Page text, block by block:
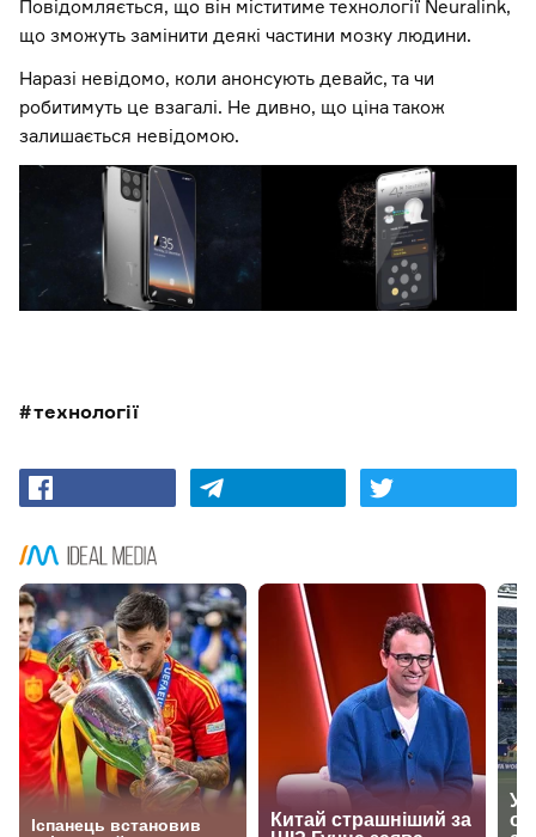
Повідомляється, що він міститиме технології Neuralink,
що зможуть замінити деякі частини мозку людини.
Наразі невідомо, коли анонсують девайс, та чи
робитимуть це взагалі. Не дивно, що ціна також
залишається невідомою.
технології